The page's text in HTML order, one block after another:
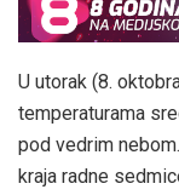
U utorak (8.
temperaturama
pod vedrim
kraja radne